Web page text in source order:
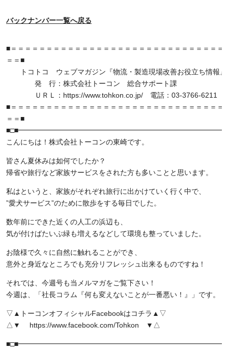
バックナンバー一覧へ戻る
■＝＝＝＝＝＝＝＝＝＝＝＝＝＝＝＝＝＝＝＝＝＝＝＝＝＝＝＝＝＝
＝＝■
トコトコ ウェブマガジン『物流・製造現場改善お役立ち情報』
発 行：株式会社トーコン 総合サポート課
ＵＲＬ：https://www.tohkon.co.jp/ 電話：03-3766-6211
■＝＝＝＝＝＝＝＝＝＝＝＝＝＝＝＝＝＝＝＝＝＝＝＝＝＝＝＝＝＝
＝＝■
こんにちは！株式会社トーコンの東崎です。
皆さん夏休みは如何でしたか？
帰省や旅行など家族サービスをされた方も多いことと思います。
私はというと、家族がそれぞれ旅行に出かけていく行く中で、
”愛犬サービス”のために散歩をする毎日でした。
数年前にできた近くの人工の浜辺も、
気が付けばたいぶ緑も増えるなどして環境も整っていました。
お陰様で久々に自然に触れることができ、
意外と身近なところでも充分リフレッシュ出来るものですね！
それでは、今週号も当メルマガをご覧下さい！
今週は、「社長コラム『何も変えないことが一番悪い！』」です。
▽▲トーコンオフィシャルFacebookはコチラ▲▽
△▼ https://www.facebook.com/Tohkon ▼△